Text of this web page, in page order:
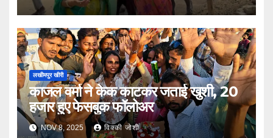
लखीमपुर खीरी
काजल वर्मा ने केक काटकर जताई खुशी, 20
हजार हुए फेसबुक फॉलोअर
NOV 8, 2025 विक्की जोशी